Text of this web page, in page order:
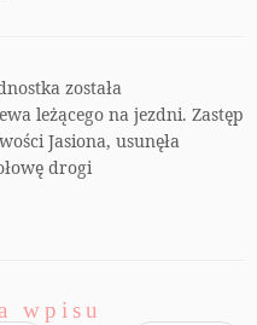
została
leżącego na jezdni. Zastęp
Jasiona, usunęła
drogi
wpisu